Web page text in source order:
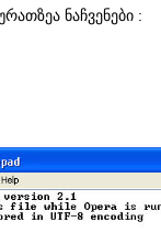
ნაჩვენები :